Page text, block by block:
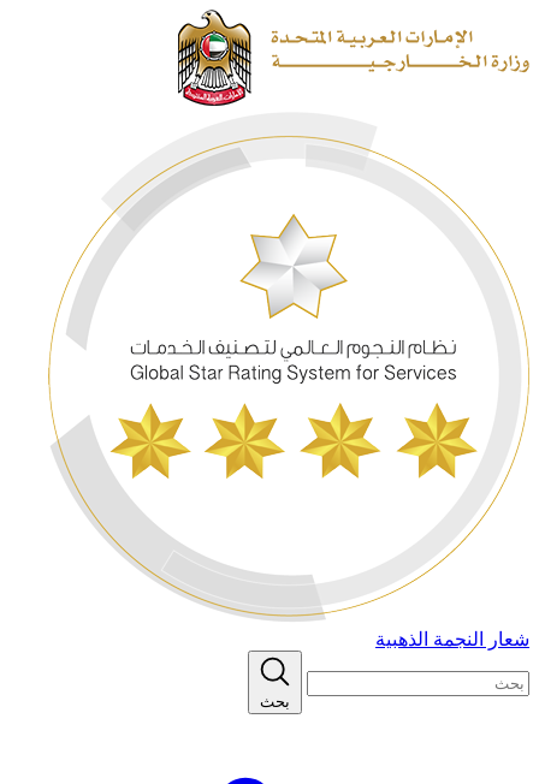
شعار النجمة الذهبية
بحث